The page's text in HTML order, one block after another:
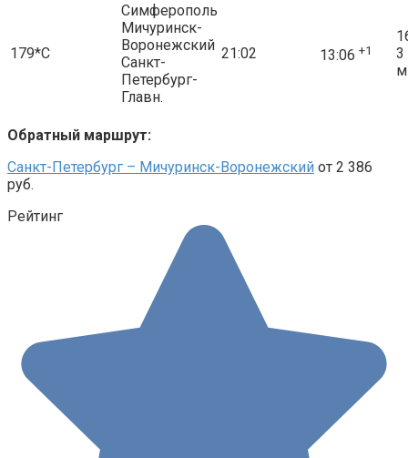
179*С
Симферополь
Мичуринск-
Воронежский
Санкт-
Петербург-
Главн.
21:02 13:06 +1
3
Обратный маршрут:
Санкт-Петербург – Мичуринск-Воронежский от 2 386
руб.
Рейтинг